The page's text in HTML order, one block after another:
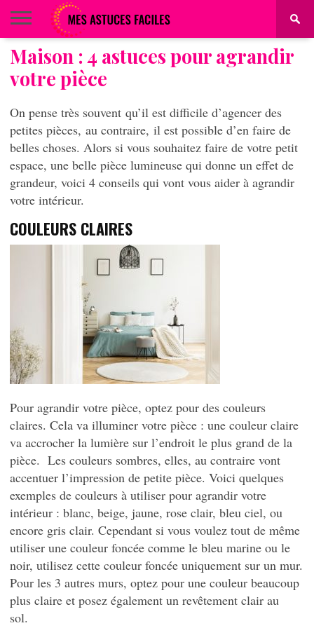
BEAUTÉ
COIFFURE
ALIMENTATION
MAQUILLAGE
MAISON
Maison : 4 astuces pour agrandir
votre pièce
On pense très souvent qu’il est difficile d’agencer des
petites pièces, au contraire, il est possible d’en faire de
belles choses. Alors si vous souhaitez faire de votre petit
espace, une belle pièce lumineuse qui donne un effet de
grandeur, voici 4 conseils qui vont vous aider à agrandir
votre intérieur.
COULEURS CLAIRES
Pour agrandir votre pièce, optez pour des couleurs
claires. Cela va illuminer votre pièce : une couleur claire
va accrocher la lumière sur l’endroit le plus grand de la
pièce. Les couleurs sombres, elles, au contraire vont
accentuer l’impression de petite pièce. Voici quelques
exemples de couleurs à utiliser pour agrandir votre
intérieur : blanc, beige, jaune, rose clair, bleu ciel, ou
encore gris clair. Cependant si vous voulez tout de même
utiliser une couleur foncée comme le bleu marine ou le
noir, utilisez cette couleur foncée uniquement sur un mur.
Pour les 3 autres murs, optez pour une couleur beaucoup
plus claire et posez également un revêtement clair au
sol.